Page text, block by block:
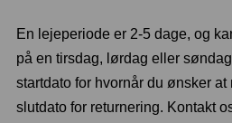
En lejeperiode er 2-5 dage, og
på en tirsdag, lørdag eller
startdato for hvornår du ønsker
slutdato for returnering. Kontakt